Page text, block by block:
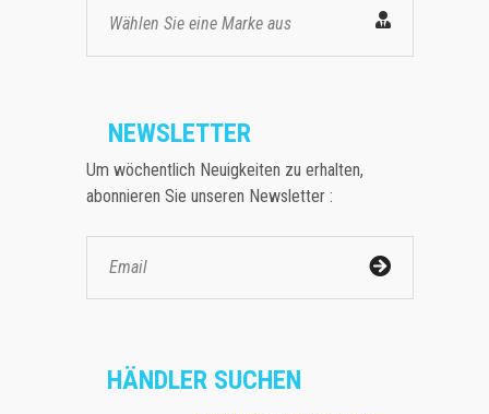
Wählen Sie eine Marke aus
NEWSLETTER
Um wöchentlich Neuigkeiten zu erhalten,
abonnieren Sie unseren Newsletter :
HÄNDLER SUCHEN